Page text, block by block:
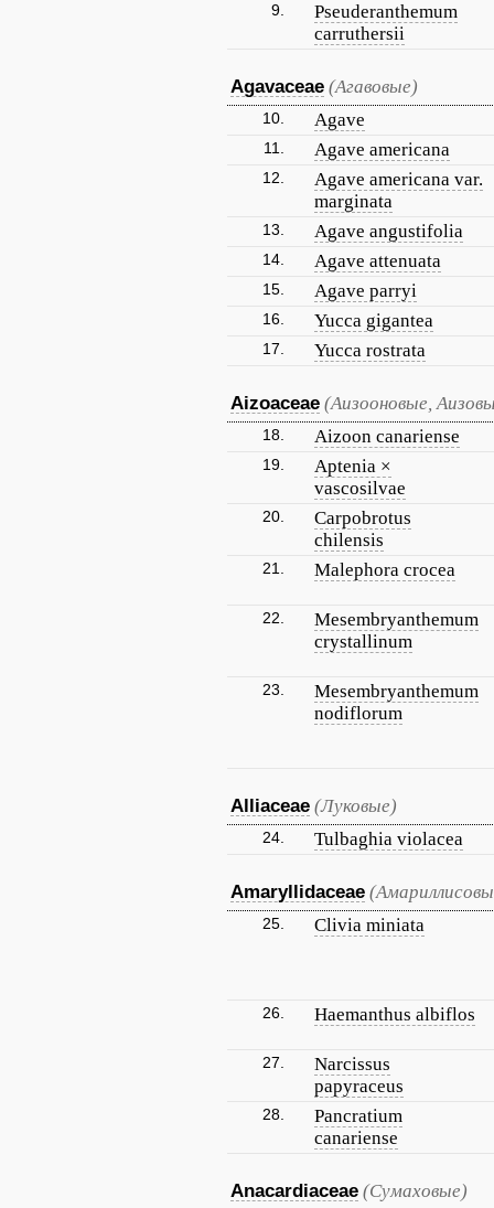
9.
Pseuderanthemum
carruthersii
Agavaceae (Агавовые)
10. Agave
11. Agave americana
12.
Agave americana var.
marginata
13. Agave angustifolia
14. Agave attenuata
15. Agave parryi
16. Yucca gigantea
17. Yucca rostrata
Aizoaceae (Аизооновые,
18. Aizoon canariense
19.
Aptenia ×
vascosilvae
20.
Carpobrotus
chilensis
21. Malephora crocea
22.
Mesembryanthemum
crystallinum
23.
Mesembryanthemum
nodiflorum
Alliaceae (Луковые)
24. Tulbaghia violacea
Amaryllidaceae
25. Clivia miniata
26. Haemanthus albiflos
27.
Narcissus
papyraceus
28.
Pancratium
canariense
Anacardiaceae (Сумаховые)